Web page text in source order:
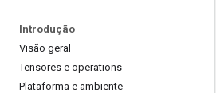
Introdução
Visão geral
Tensores e operations
Plataforma e ambiente